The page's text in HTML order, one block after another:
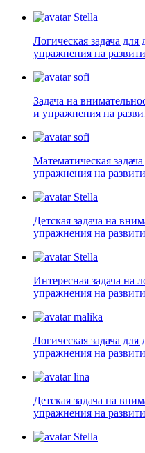
Stella
Логическая задача для
упражнения на
sofi
Задача на
и упражнения на
sofi
Математическая
упражнения на
Stella
Детская задача на
упражнения на
Stella
Интересная задача на
упражнения на
malika
Логическая задача для
упражнения на
lina
Детская задача на
упражнения на
Stella